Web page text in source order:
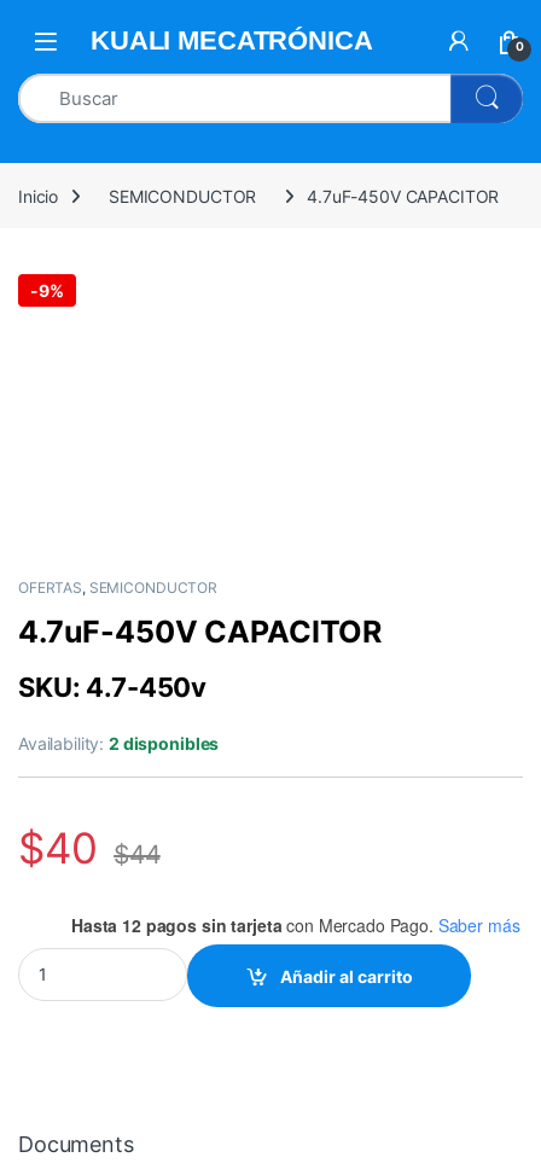
0
Inicio SEMICONDUCTOR 4.7uF-450V CAPACITOR
-9%
OFERTAS, SEMICONDUCTOR
4.7uF-450V CAPACITOR
SKU: 4.7-450v
Availability:2 disponibles
$40 $44
Hasta 12 pagos sin tarjeta con Mercado Pago. Saber más
4.7uF-450V CAPACITOR quantity
Añadir al carrito
Documents